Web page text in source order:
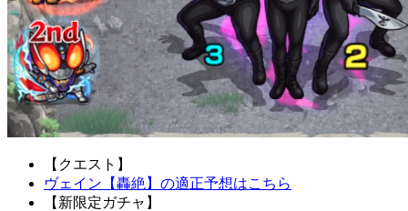
【クエスト】
ヴェイン【轟絶】の適正予想はこちら
【新限定ガチャ】